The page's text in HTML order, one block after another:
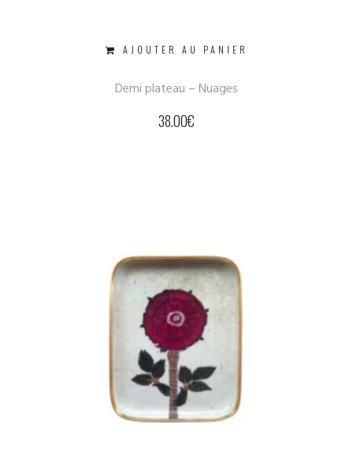
AJOUTER AU PANIER
Demi plateau – Nuages
38.00€